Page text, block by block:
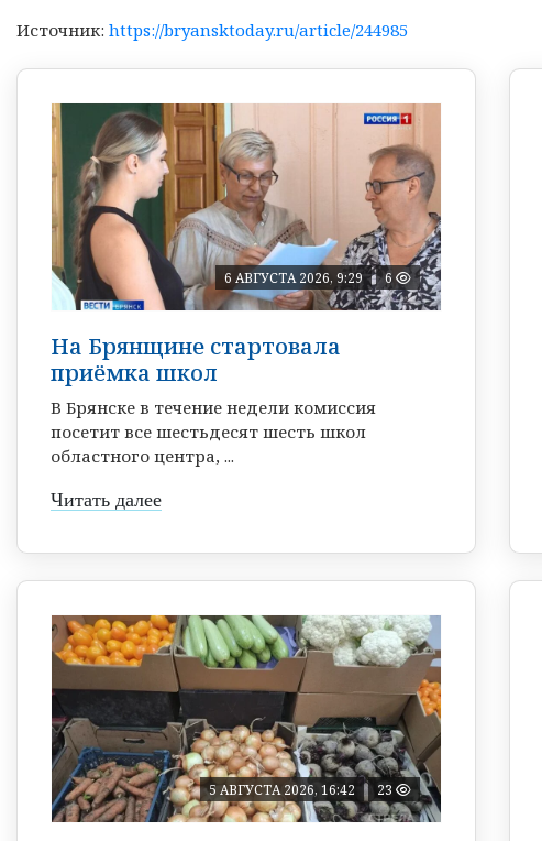
Источник: https://bryansktoday.ru/article/244985
6 АВГУСТА 2026, 9:29 6
На Брянщине стартовала
приёмка школ
В Брянске в течение недели комиссия
посетит все шестьдесят шесть школ
областного центра, ...
Читать далее
5 АВГУСТА 2026, 16:42 23